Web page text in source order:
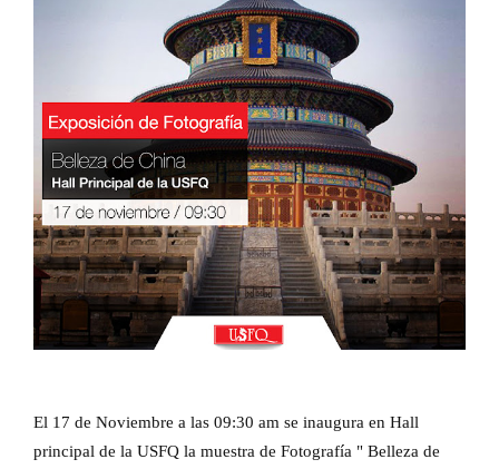
El 17 de Noviembre a las 09:30 am se inaugura en Hall
principal de la USFQ la muestra de Fotografía " Belleza de